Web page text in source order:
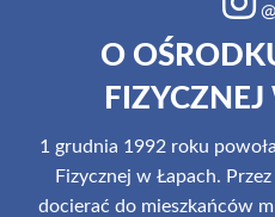
O
1 grudnia 1992 roku
Fizycznej w Łapach.
docierać do mieszkańców